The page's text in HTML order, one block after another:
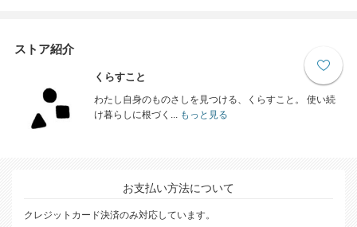
ストア紹介
くらすこと
わたし自身のものさしを見つける、くらすこと。 使い続
け暮らしに根づく...もっと見る
お支払い方法について
クレジットカード決済のみ対応しています。